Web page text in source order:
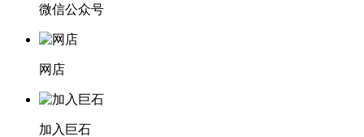
微信公众号
网店
加入巨石